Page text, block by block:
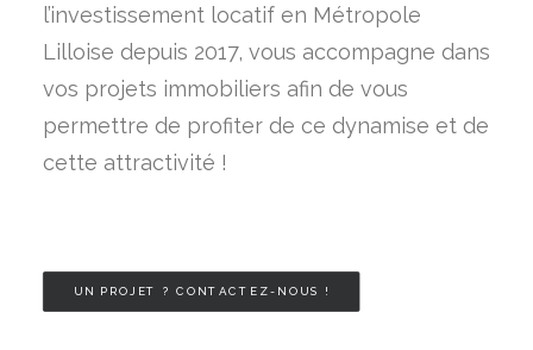
l’investissement locatif en Métropole
Lilloise depuis 2017, vous accompagne dans
vos projets immobiliers afin de vous
permettre de profiter de ce dynamise et de
cette attractivité !
UN PROJET ? CONTACTEZ-NOUS !